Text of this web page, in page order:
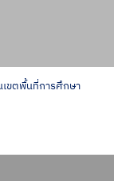
เขตพื้นที่การศึกษา